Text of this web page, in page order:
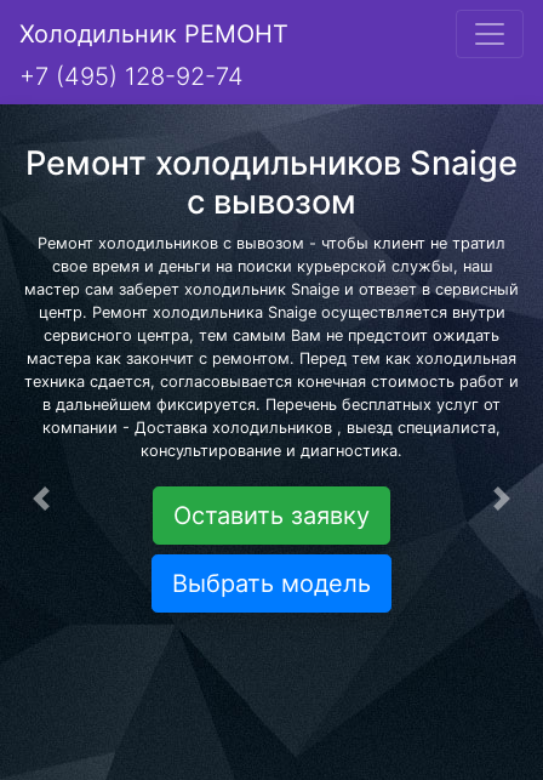
Холодильник РЕМОНТ
+7 (495) 128-92-74
Ремонт холодильников Snaige
с вывозом
Ремонт холодильников с вывозом - чтобы клиент не тратил
свое время и деньги на поиски курьерской службы, наш
мастер сам заберет холодильник Snaige и отвезет в сервисный
центр. Ремонт холодильника Snaige осуществляется внутри
сервисного центра, тем самым Вам не предстоит ожидать
мастера как закончит с ремонтом. Перед тем как холодильная
техника сдается, согласовывается конечная стоимость работ и
в дальнейшем фиксируется. Перечень бесплатных услуг от
компании - Доставка холодильников , выезд специалиста,
консультирование и диагностика.
Оставить заявку
Выбрать модель
Предыдущая